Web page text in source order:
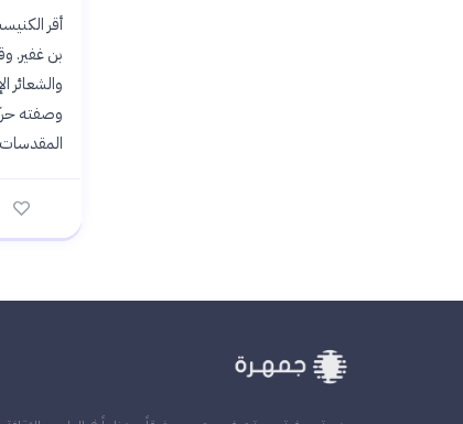
أقر
بن غفير.
والشعائر
وصفته
المقدسات